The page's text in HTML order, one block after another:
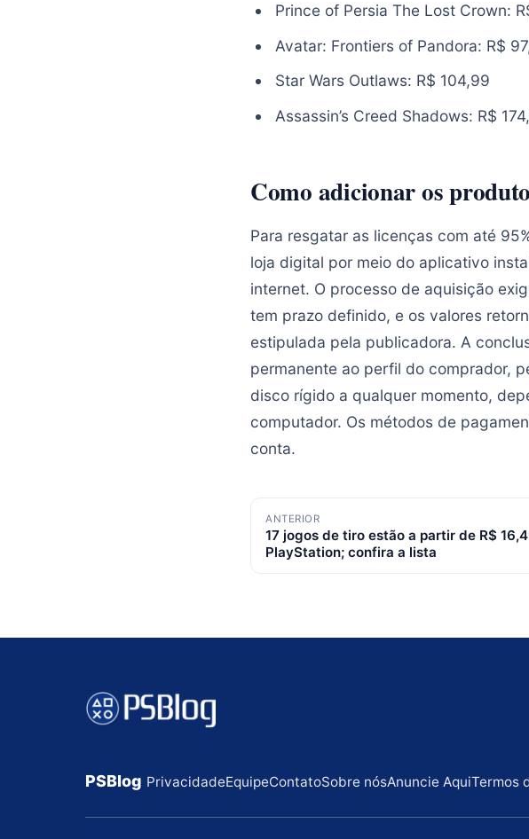
Prince of Persia The Lost Crown:
Avatar: Frontiers of Pandora: R$
Star Wars Outlaws: R$ 104,99
Assassin’s Creed Shadows: R$
Como adicionar os
Para resgatar as licenças com até
loja digital por meio do aplicativo
internet. O processo de aquisição
tem prazo definido, e os valores
estipulada pela publicadora. A
permanente ao perfil do comprador,
disco rígido a qualquer momento,
computador. Os métodos de
conta.
Navegação
de
posts
ANTERIOR
17 jogos de tiro estão a partir de R$
PlayStation; confira a lista
PSBlog PrivacidadeEquipeContatoSobre nósAnuncie AquiTermos